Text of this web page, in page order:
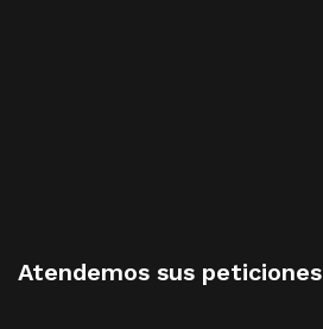
Atendemos sus peticiones